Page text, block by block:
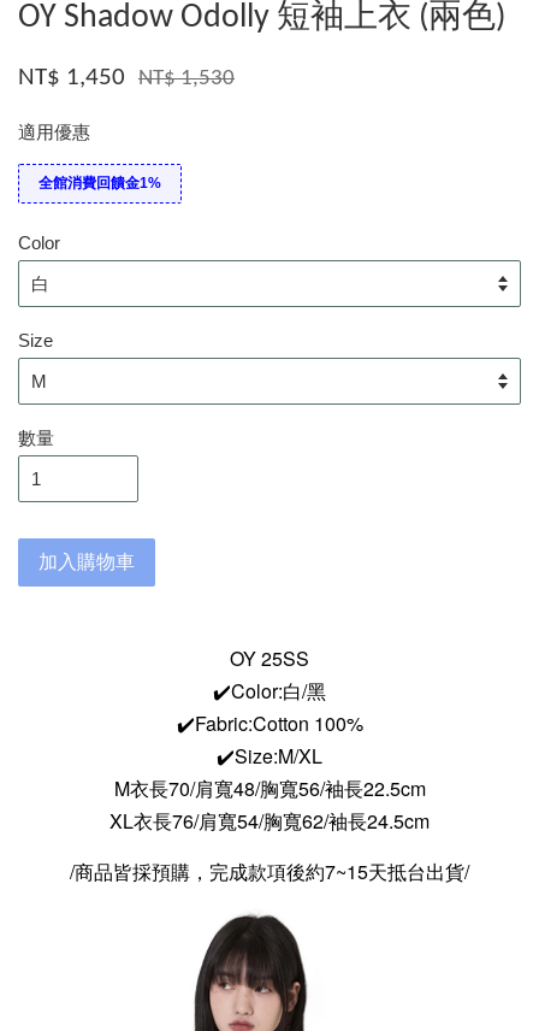
OY Shadow Odolly 短袖上衣 (兩色)
NT$ 1,450 NT$ 1,530
適用優惠
全館消費回饋金1%
Color
Size
數量
加入購物車
OY 25SS
✔️Color:白/黑
✔️Fabric:Cotton 100%
✔️Size:M/XL
M衣長70/肩寬48/胸寬56/袖長22.5cm
XL衣長76/肩寬54/胸寬62/袖長24.5cm
/商品皆採預購，完成款項後約7~15天抵台出貨/